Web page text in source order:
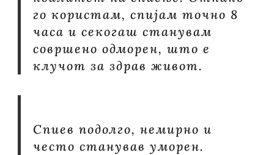
го користам, спијам точно 8
часа и секогаш станувам
совршено одморен, што е
клучот за здрав живот.
Спиев подолго, немирно и
често станував уморен.